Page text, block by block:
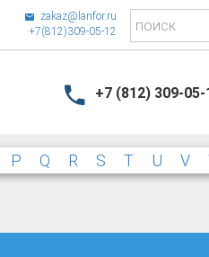
zakaz@lanfor.ru
+7(812)309-05-12
+7 (812) 309-05-
P Q R S T U V